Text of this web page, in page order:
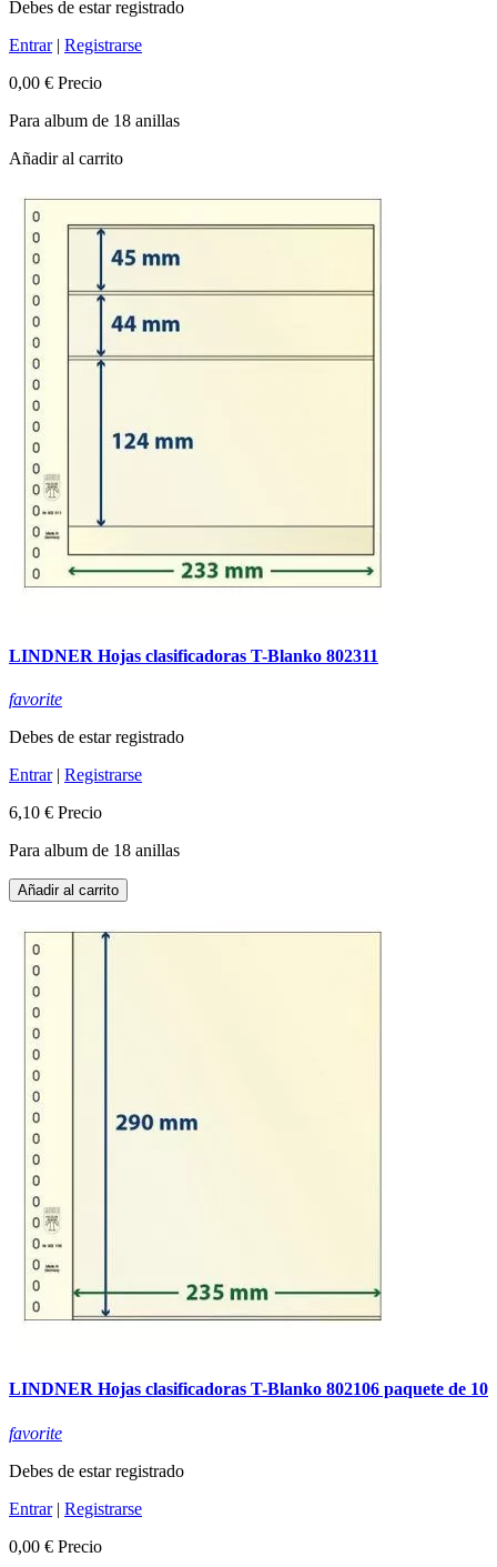
Debes de estar registrado
Entrar| Registrarse
0,00 € Precio
Para album de 18 anillas
Añadir al carrito
LINDNER Hojas clasificadoras T-Blanko 802311
favorite
Debes de estar registrado
Entrar| Registrarse
6,10 € Precio
Para album de 18 anillas
Añadir al carrito
LINDNER Hojas clasificadoras T-Blanko 802106 paquete de 10
favorite
Debes de estar registrado
Entrar| Registrarse
0,00 € Precio